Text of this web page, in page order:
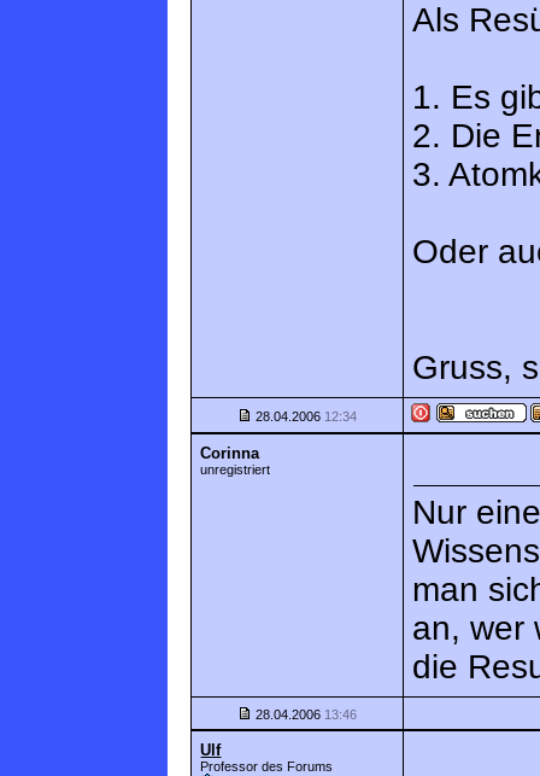
Als
1. Es
2. Die
3.
Oder
Gruss,
28.04.2006 12:34
Corinna
unregistriert
Nur
man
an, wer
die
28.04.2006 13:46
Ulf
Professor des Forums